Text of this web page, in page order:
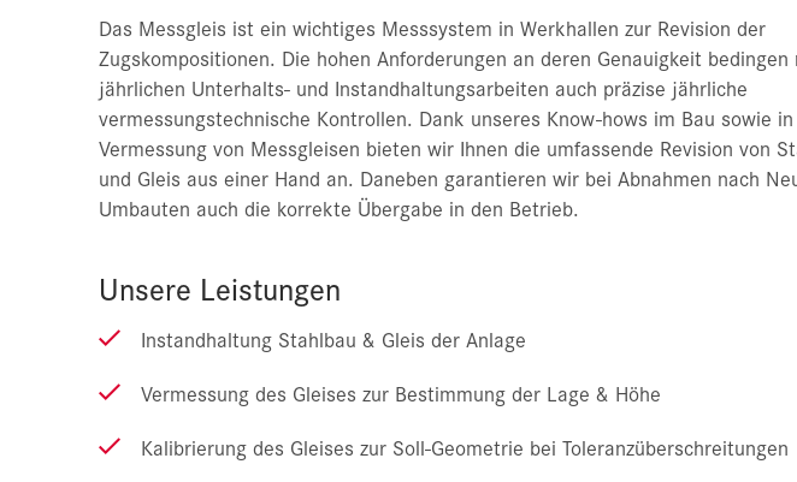
Das Messgleis ist ein wichtiges Messsystem in Werkhallen zur Revision der
Zugskompositionen. Die hohen Anforderungen an deren Genauigkeit bedingen
jährlichen Unterhalts- und Instandhaltungsarbeiten auch präzise jährliche
vermessungstechnische Kontrollen. Dank unseres Know-hows im Bau sowie
Vermessung von Messgleisen bieten wir Ihnen die umfassende Revision von
und Gleis aus einer Hand an. Daneben garantieren wir bei Abnahmen nach
Umbauten auch die korrekte Übergabe in den Betrieb.
Unsere Leistungen
Instandhaltung Stahlbau & Gleis der Anlage
Vermessung des Gleises zur Bestimmung der Lage & Höhe
Kalibrierung des Gleises zur Soll-Geometrie bei Toleranzüberschreitungen